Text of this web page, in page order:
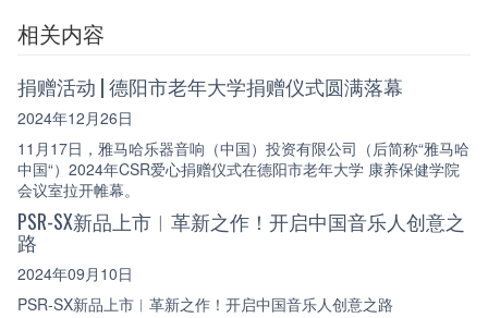
相关内容
捐赠活动 | 德阳市老年大学捐赠仪式圆满落幕
2024年12月26日
11月17日，雅马哈乐器音响（中国）投资有限公司（后简称“雅马哈
中国“）2024年CSR爱心捐赠仪式在德阳市老年大学 康养保健学院
会议室拉开帷幕。
PSR-SX新品上市︱革新之作！开启中国音乐人创意之
路
2024年09月10日
PSR-SX新品上市︱革新之作！开启中国音乐人创意之路